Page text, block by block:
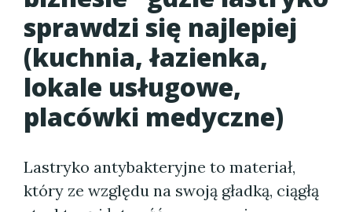
sprawdzi się najlepiej
(kuchnia, łazienka,
lokale usługowe,
placówki medyczne)
Lastryko antybakteryjne to materiał,
który ze względu na swoją gładką, ciągłą